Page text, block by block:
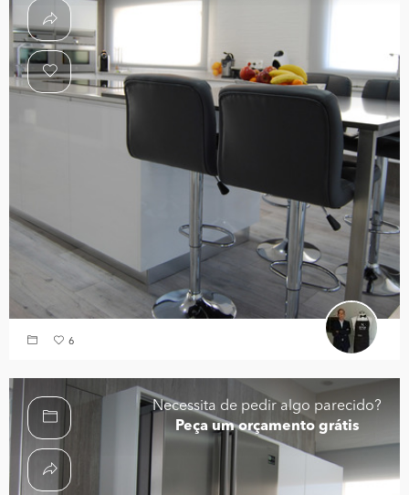
6
Necessita de pedir algo parecido?
Peça um orçamento grátis